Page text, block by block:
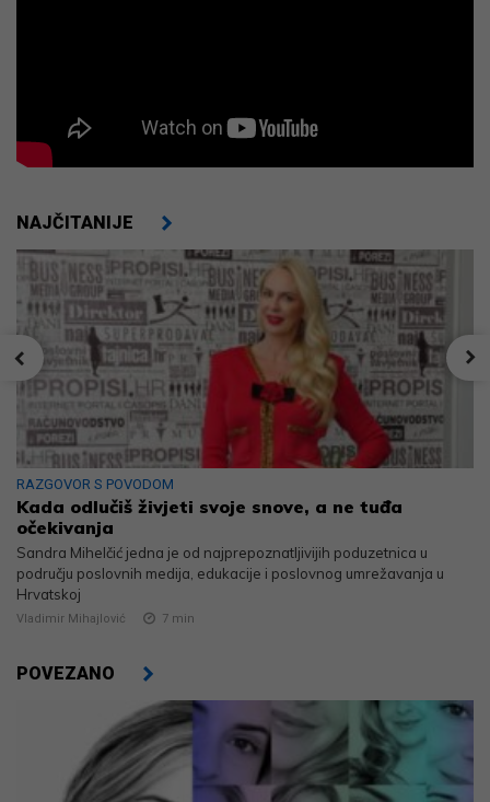
NAJČITANIJE
RAZGOVOR S POVODOM
Kada odlučiš živjeti svoje snove, a ne tuđa
očekivanja
Sandra Mihelčić jedna je od najprepoznatljivijih poduzetnica u
području poslovnih medija, edukacije i poslovnog umrežavanja u
Hrvatskoj
Vladimir Mihajlović 7 min
POVEZANO